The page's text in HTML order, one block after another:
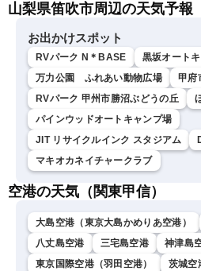
山梨県笛吹市周辺の天気予報
お出かけスポット
RVパーク N＊BASE
黒坂オート
万力公園 ふれあい動物広場
甲府
RVパーク 甲州市勝沼ぶどうの丘
パインウッドオートキャンプ場
JIT リサイクルインク スタジアム
マキオカネイチャークラブ
空港の天気（関東甲信）
大島空港（東京大島かめりあ空港）
八丈島空港
三宅島空港 神津島
東京国際空港（羽田空港）
茨城空